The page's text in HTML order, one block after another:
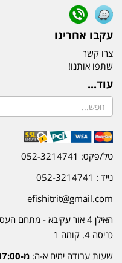
עקבו אחרינו
צרו קשר
שתפו אותנו!
עוד...
טל/פקס: 052-3214741
נייד : 052-3214741
efishitrit@gmail.com
כניסה 4. קומה 1
שעות עבודה ימים א-ה: מ-07:00 עד-20:00